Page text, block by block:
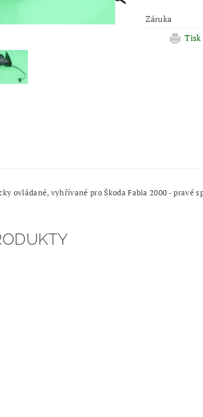
Záruka
Tisk
ovládané, vyhřívané pro Škoda Fabia 2000 - pravé